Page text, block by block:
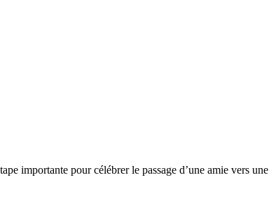
importante pour célébrer le passage d’une amie vers une